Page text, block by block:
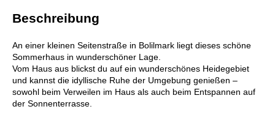
Beschreibung
An einer kleinen Seitenstraße in Bolilmark liegt dieses schöne
Sommerhaus in wunderschöner Lage.
Vom Haus aus blickst du auf ein wunderschönes Heidegebiet
und kannst die idyllische Ruhe der Umgebung genießen –
sowohl beim Verweilen im Haus als auch beim Entspannen auf
der Sonnenterrasse.